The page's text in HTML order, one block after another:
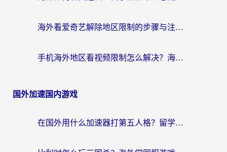
海外看爱奇艺解除地区限制的步骤与注意事项详解：留学生必看的无卡顿追剧指南
手机海外地区看视频限制怎么解决？海外党追剧看片的实用指南
国外加速国内游戏
在国外用什么加速器打第五人格？留学生亲测：这6个功能才是关键！